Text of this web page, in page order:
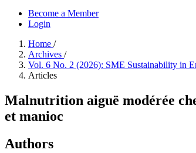
Become a Member
Login
Home /
Archives /
Vol. 6 No. 2 (2026): SME Sustainability in
Articles
Malnutrition aiguë modérée
et manioc
Authors